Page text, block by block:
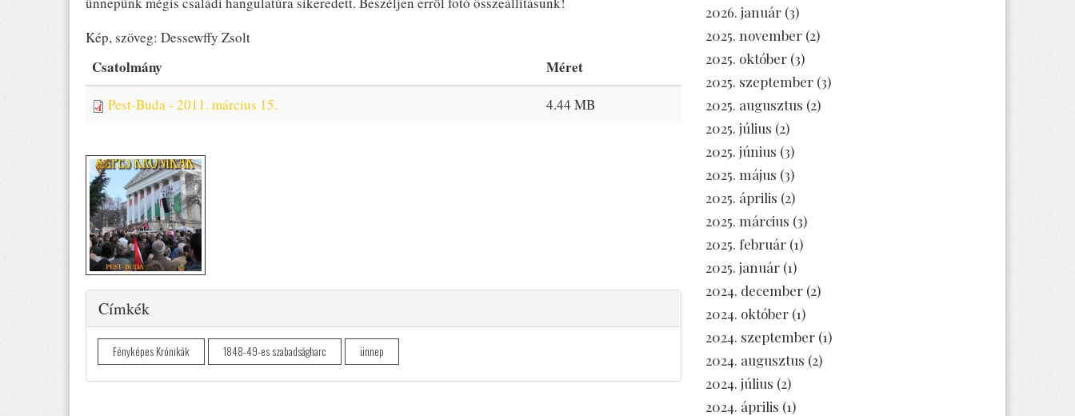
Kép, szöveg: Dessewffy Zsolt
Csatolmány Méret
Pest-Buda - 2011. március 15. 4.44 MB
Elrejtés
Címkék
Fényképes Krónikák 1848-49-es szabadságharc ünnep
2026. január (3)
2025. november (2)
2025. október (3)
2025. szeptember (3)
2025. augusztus (2)
2025. július (2)
2025. június (3)
2025. május (3)
2025. április (2)
2025. március (3)
2025. február (1)
2025. január (1)
2024. december (2)
2024. október (1)
2024. szeptember (1)
2024. augusztus (2)
2024. július (2)
2024. április (1)